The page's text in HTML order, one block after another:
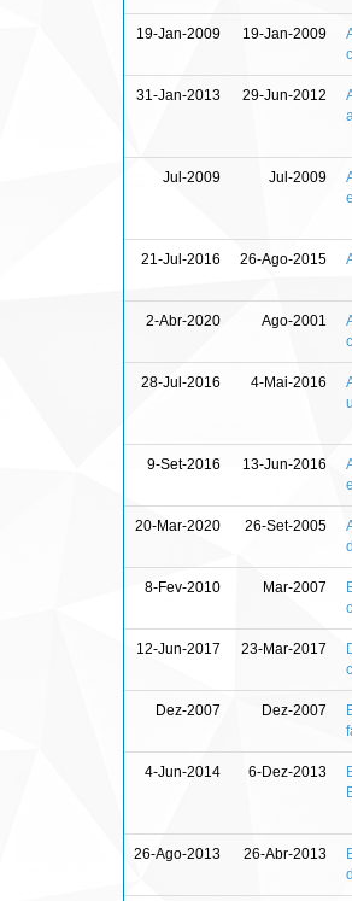
19-Jan-2009 19-Jan-2009
31-Jan-2013 29-Jun-2012
Jul-2009 Jul-2009
21-Jul-2016 26-Ago-2015
2-Abr-2020 Ago-2001
28-Jul-2016 4-Mai-2016
9-Set-2016 13-Jun-2016
20-Mar-2020 26-Set-2005
8-Fev-2010 Mar-2007
12-Jun-2017 23-Mar-2017
Dez-2007 Dez-2007
4-Jun-2014 6-Dez-2013
26-Ago-2013 26-Abr-2013